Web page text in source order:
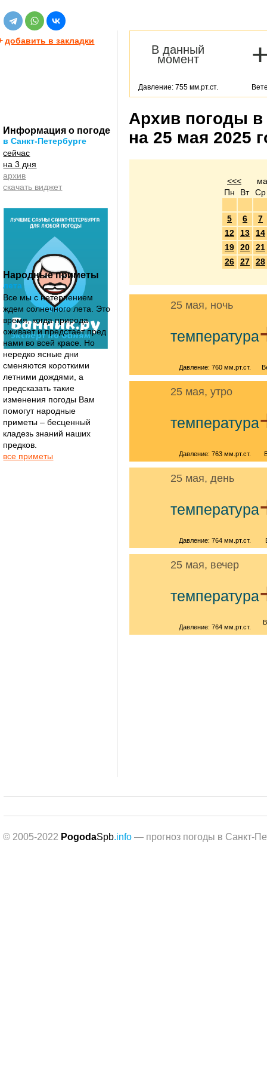
добавить в закладки
Информация о погоде
в Санкт-Петербурге
сейчас
на 3 дня
архив
скачать виджет
Народные приметы
лета
Все мы с нетерпением
ждем солнечного лета. Это
время, когда природа
оживает и предстает пред
нами во всей красе. Но
нередко ясные дни
сменяются короткими
летними дождями, а
предсказать такие
изменения погоды Вам
помогут народные
приметы – бесценный
кладезь знаний наших
предков.
все приметы
В данный
момент
Давление: 755 мм.рт.ст.
Архив погоды в
на 25 мая 2025
<<<
Пн
Вт Ср
5 6
7
12
13
14
19
20
21
26
27 28
25 мая, ночь
температура
Давление: 760 мм.рт.ст.
25 мая, утро
температура
Давление: 763 мм.рт.ст.
25 мая, день
температура
Давление: 764 мм.рт.ст.
25 мая, вечер
температура
Давление: 764 мм.рт.ст.
© 2005-2022 PogodaSpb.info — прогноз погоды в Санкт-